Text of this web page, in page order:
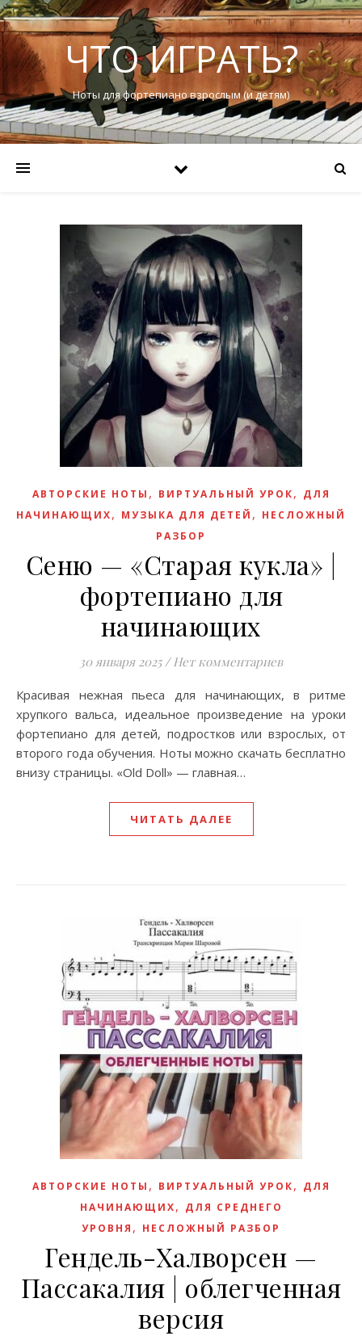
ЧТО ИГРАТЬ?
Ноты для фортепиано взрослым (и детям)
АВТОРСКИЕ НОТЫ , ВИРТУАЛЬНЫЙ УРОК, ДЛЯ
НАЧИНАЮЩИХ, МУЗЫКА ДЛЯ ДЕТЕЙ , НЕСЛОЖНЫЙ
РАЗБОР
Сеню — «Старая кукла» |
фортепиано для
начинающих
30 января 2025 / Нет комментариев
Красивая нежная пьеса для начинающих, в ритме
хрупкого вальса, идеальное произведение на уроки
фортепиано для детей, подростков или взрослых, от
второго года обучения. Ноты можно скачать бесплатно
внизу страницы. «Old Doll» — главная…
ЧИТАТЬ ДАЛЕЕ
АВТОРСКИЕ НОТЫ , ВИРТУАЛЬНЫЙ УРОК, ДЛЯ
НАЧИНАЮЩИХ, ДЛЯ СРЕДНЕГО
УРОВНЯ , НЕСЛОЖНЫЙ РАЗБОР
Гендель-Халворсен —
Пассакалия | облегченная
версия